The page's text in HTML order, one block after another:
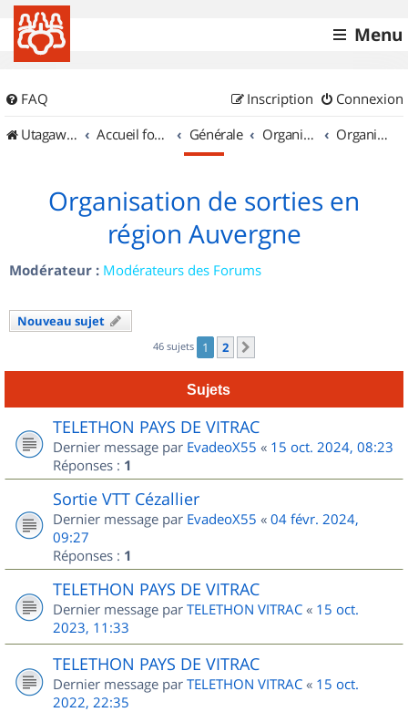
Menu
FAQ Connexion
Inscription
UtagawaVTT (Randos VTT et VTTAE avec traces GPS)
Accueil forum Générale Organisation de sorties & Recherche de partenaires Organisation de sorties en région Auvergne
Organisation de sorties en
région Auvergne
Modérateur : Modérateurs des Forums
Nouveau sujet
46 sujets 1 2
Sujets
TELETHON PAYS DE VITRAC
Dernier message par EvadeoX55 « 15 oct. 2024, 08:23
Réponses : 1
Sortie VTT Cézallier
Dernier message par EvadeoX55 « 04 févr. 2024,
09:27
Réponses : 1
TELETHON PAYS DE VITRAC
Dernier message par TELETHON VITRAC « 15 oct.
2023, 11:33
TELETHON PAYS DE VITRAC
Dernier message par TELETHON VITRAC « 15 oct.
2022, 22:35